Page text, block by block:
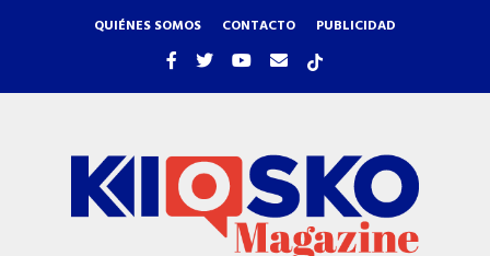
QUIÉNES SOMOS CONTACTO PUBLICIDAD